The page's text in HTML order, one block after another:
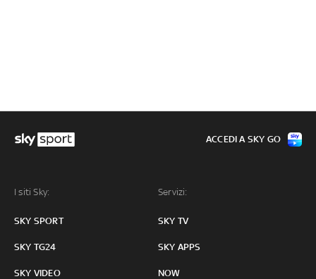
I siti Sky:
SKY SPORT
SKY TG24
SKY VIDEO
Servizi:
SKY TV
SKY APPS
NOW
ACCEDI A SKY GO